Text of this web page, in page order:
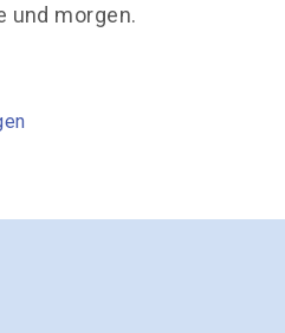
und morgen.